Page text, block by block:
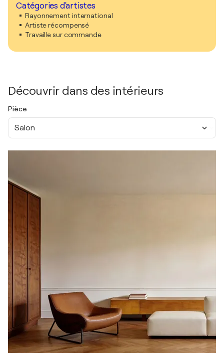
Catégories d'artistes
Rayonnement international
Artiste récompensé
Travaille sur commande
Découvrir dans des intérieurs
Pièce
Salon